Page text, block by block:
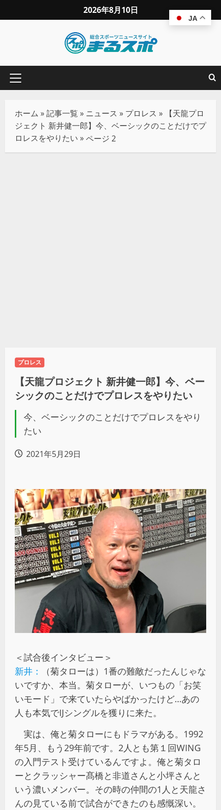
2026年8月10日
ホーム »記事一覧 » ニュース » プロレス »
【天龍プロ
ジェクト 新井健一郎】今、ベーシックのことだけでプ
ロレスをやりたい »ページ 2
プロレス
【天龍プロジェクト 新井健一郎】今、ベー
シックのことだけでプロレスをやりたい
今、ベーシックのことだけでプロレスをやり
たい
2021年5月29日
＜試合後インタビュー＞
新井：
（菊タローは）1番の難敵だったんじゃな
いですか、本当。菊タローが、いつもの「お笑
いモード」で来ていたらやばかったけど…あの
人も本気でIJシングルを獲りに来た。
実は、俺と菊タローにもドラマがある。1992
年5月、もう29年前です。2人とも第１回WING
の入門テスト受けているんですよ。俺と菊タロ
ーとクラッシャー髙橋と非道さんと小坪さんと
いう濃いメンバー。その時の仲間の1人と天龍さ
んの見ている前で試合ができたのも感慨深い。
JA